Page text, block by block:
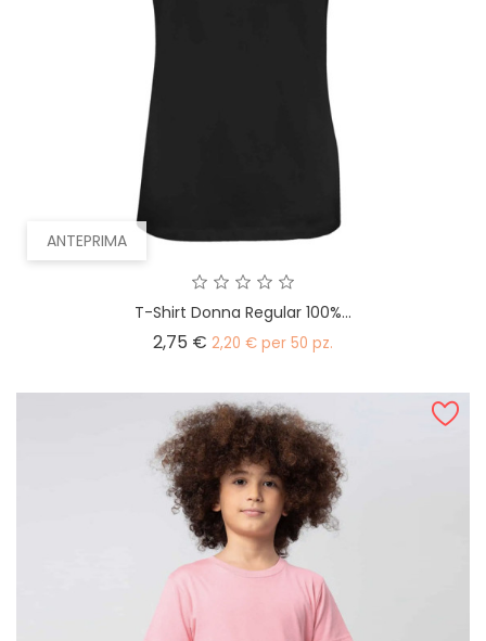
ANTEPRIMA
T-Shirt Donna Regular 100%...
2,75 € Prezzo
2,20 € per 50 pz.